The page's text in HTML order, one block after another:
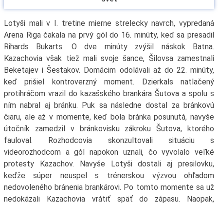
Lotyši mali v I. tretine mierne strelecky navrch, vypredaná
Arena Riga čakala na prvý gól do 16. minúty, keď sa presadil
Rihards Bukarts. O dve minúty zvýšil náskok Batna.
Kazachovia však tiež mali svoje šance, Šilovsa zamestnali
Beketajev i Šestakov. Domácim odolávali až do 22. minúty,
keď prišiel kontroverzný moment. Dzierkals natlačený
protihráčom vrazil do kazašského brankára Šutova a spolu s
ním nabral aj bránku. Puk sa následne dostal za bránkovú
čiaru, ale až v momente, keď bola bránka posunutá, navyše
útočník zamedzil v bránkovisku zákroku Šutova, ktorého
fauloval. Rozhodcovia skonzultovali situáciu s
videorozhodcom a gól napokon uznali, čo vyvolalo veľké
protesty Kazachov. Navyše Lotyši dostali aj presilovku,
keďže súper neuspel s trénerskou výzvou ohľadom
nedovoleného bránenia brankárovi. Po tomto momente sa už
nedokázali Kazachovia vrátiť späť do zápasu. Naopak,